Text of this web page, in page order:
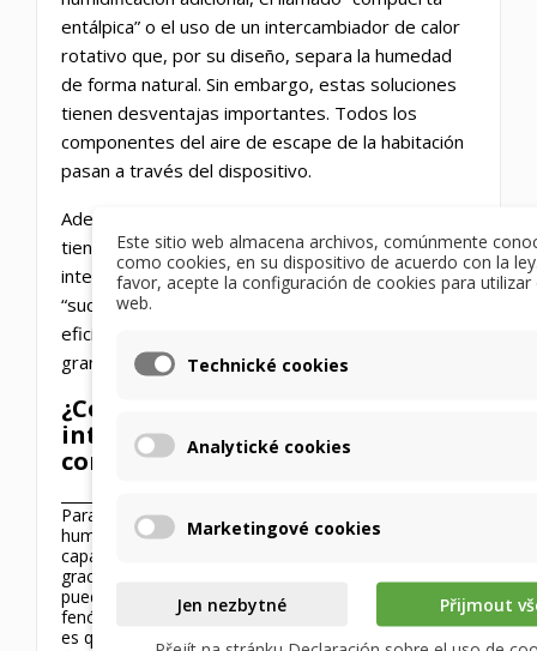
entálpica” o el uso de un intercambiador de calor
rotativo que, por su diseño, separa la humedad
de forma natural. Sin embargo, estas soluciones
tienen desventajas importantes. Todos los
componentes del aire de escape de la habitación
pasan a través del dispositivo.
Además, el intercambiador de calor rotatorio
tiene más fugas. Cuando se utiliza un
intercambiador con cámara de lavado, el aire
“sucio” se limpia al menos parcialmente, pero la
eficiencia disminuye y los sistemas se hacen más
grandes.
¿Cómo funciona realmente un
intercambiador de entalpía a
contracorriente?
Para que el intercambiador de calor transporte
humedad, el material de las aletas debe tener la
capacidad de transferir humedad. Esto es posible
gracias a las membranas, materiales especiales que
pueden garantizar la transferencia de humedad
. Este
fenómeno se
llama permeabilidad
. Lo ideal
es que la permeabilidad sea solo para las moléculas
Este sitio web almacena archivos, comúnmente
como cookies, en su dispositivo de acuerdo con la
favor, acepte la configuración de cookies para utilizar
web.
Technické cookies
Analytické cookies
Marketingové cookies
Jen nezbytné
Přijmout